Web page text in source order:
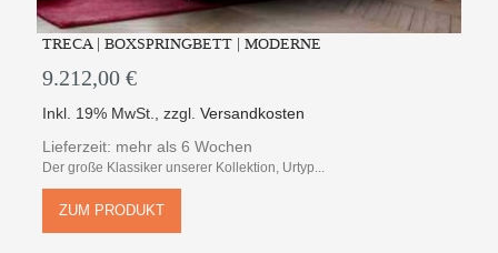
TRECA | BOXSPRINGBETT | MODERNE
9.212,00 €
Inkl. 19% MwSt. ,zzgl.Versandkosten
Lieferzeit: mehr als 6 Wochen
Der große Klassiker unserer Kollektion, Urtyp...
ZUM PRODUKT